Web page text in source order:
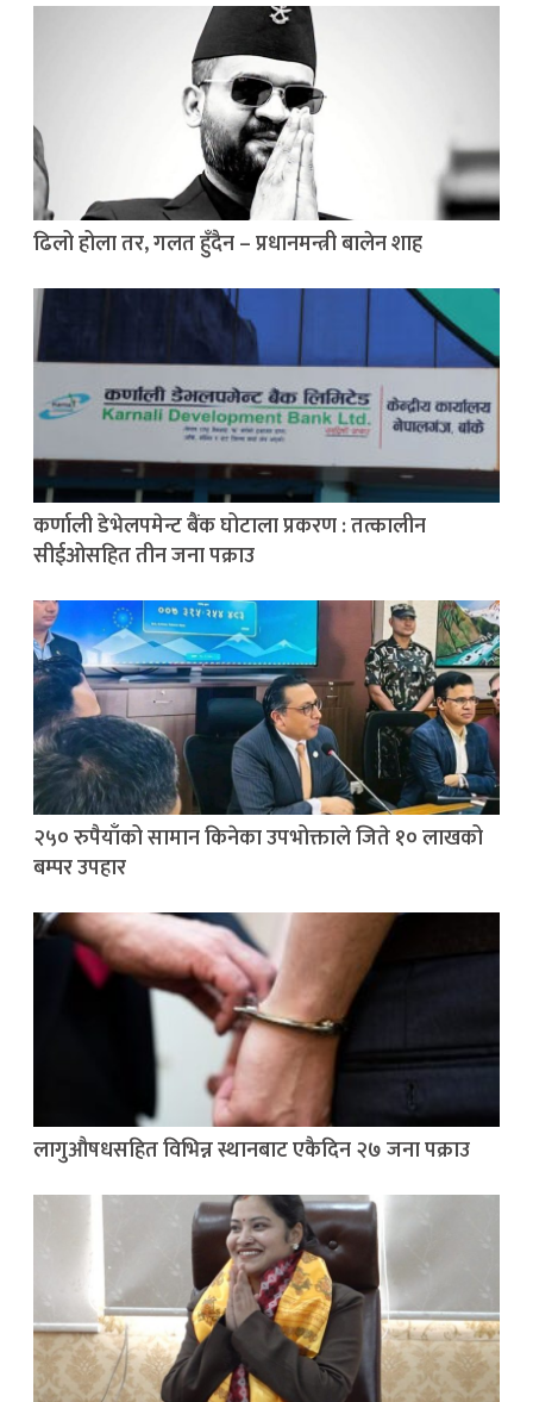
ढिलो होला तर, गलत हुँदैन – प्रधानमन्त्री बालेन शाह
कर्णाली डेभेलपमेन्ट बैंक घोटाला प्रकरण : तत्कालीन
सीईओसहित तीन जना पक्राउ
२५० रुपैयाँको सामान किनेका उपभोक्ताले जिते १० लाखको
बम्पर उपहार
लागुऔषधसहित विभिन्न स्थानबाट एकैदिन २७ जना पक्राउ